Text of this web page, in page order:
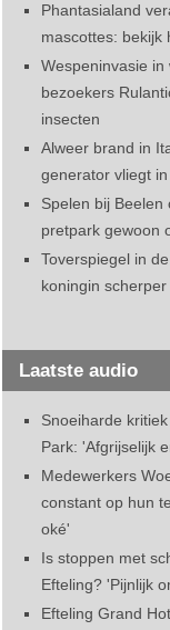
Phantasialand
mascottes: bekijk
Wespeninvasie
bezoekers
insecten
Alweer brand in
generator vliegt
Spelen bij
pretpark gewoon
Toverspiegel in
koningin
Laatste audio
Snoeiharde
Park: 'Afgrijselijk
Medewerkers
constant op hun
oké'
Is stoppen met
Efteling? 'Pijnlijk
Efteling Grand